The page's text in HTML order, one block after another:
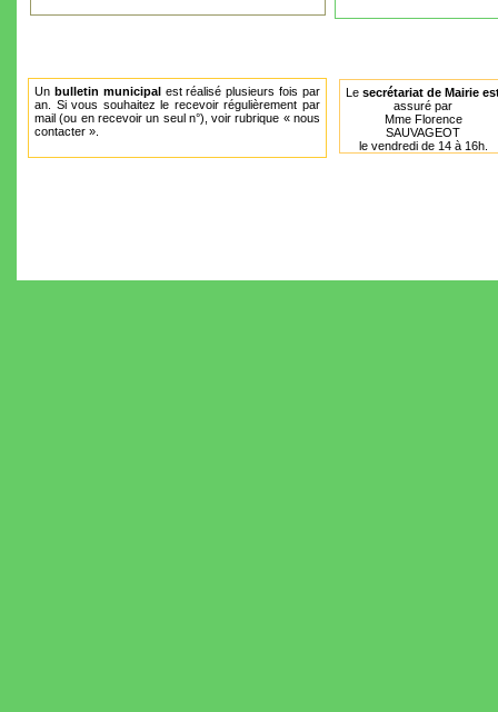
Le secrétariat de Mairie
assuré par
Mme Florence
SAUVAGEOT
le vendredi de 14 à 16h.
Un bulletin municipalest réalisé plusieurs fois par
an. Si vous souhaitez le recevoir régulièrement par
mail (ou en recevoir un seul n°), voir rubrique « nous
contacter ».